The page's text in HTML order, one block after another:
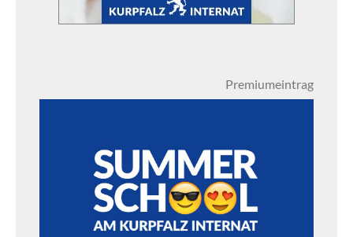
Premiumeintrag